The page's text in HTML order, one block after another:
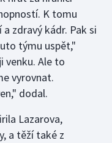
K tomu
zdravý kádr. Pak si
týmu uspět,"
venku. Ale to
vyrovnat.
dodal.
Lazarova,
a těží také z